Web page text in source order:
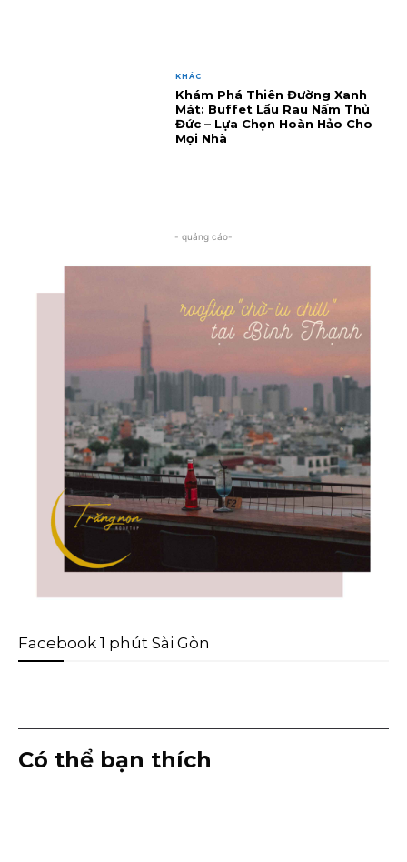
KHÁC
Khám Phá Thiên Đường Xanh
Mát: Buffet Lẩu Rau Nấm Thủ
Đức – Lựa Chọn Hoàn Hảo Cho
Mọi Nhà
- quảng cáo-
Facebook 1 phút Sài Gòn
Có thể bạn thích